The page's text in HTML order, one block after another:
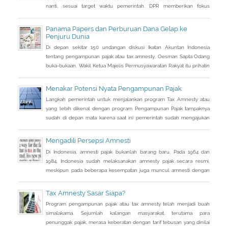
nanti, sesuai target waktu pemerintah. DPR memberikan fokus
triliun dari target APBN 2016.
Panama Papers dan Perburuan Dana Gelap ke
Penjuru Dunia
Di depan sekitar 150 undangan diskusi Ikatan Akuntan Indonesia
tentang pengampunan pajak atau tax amnesty, Oesman Sapta Odang
buka-bukaan. Wakil Ketua Majelis Permusyawaratan Rakyat itu prihatin
tengah lemahnya penerimaan pajak, banyak uang warga Indonesia
justru diparkir di
Menakar Potensi Nyata Pengampunan Pajak
Langkah pemerintah untuk menjalankan program Tax Amnesty atau
yang lebih dikenal dengan program Pengampunan Pajak tampaknya
sudah di depan mata karena saat ini pemerintah sudah mengajukan
disahkan di akhir bulan ini. Artinya program pengampunan pajak
tersebut dapat dijalankan
Mengadili Persepsi Amnesti
Di Indonesia, amnesti pajak bukanlah barang baru. Pada 1964 dan
1984, Indonesia sudah melaksanakan amnesty pajak secara resmi,
meskipun pada beberapa kesempatan juga muncul amnesti dengan
Tax Amnesty Sasar Siapa?
Program pengampunan pajak atau tax amnesty telah menjadi buah
simalakama. Sejumlah kalangan masyarakat, terutama para
penunggak pajak, merasa keberatan dengan tarif tebusan yang dinilai